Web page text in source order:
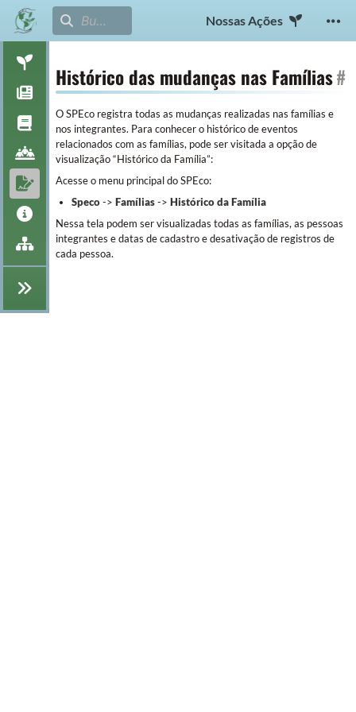
Nossas Ações
Histórico das mudanças nas Famílias#
O SPEco registra todas as mudanças realizadas nas famílias e
nos integrantes. Para conhecer o histórico de eventos
relacionados com as famílias, pode ser visitada a opção de
visualização “Histórico da Família”:
Acesse o menu principal do SPEco:
Speco-> Famílias-> Histórico da Família
Nessa tela podem ser visualizadas todas as famílias, as pessoas
integrantes e datas de cadastro e desativação de registros de
cada pessoa.